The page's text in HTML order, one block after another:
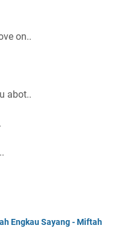
on..
abot..
Engkau Sayang - Miftah